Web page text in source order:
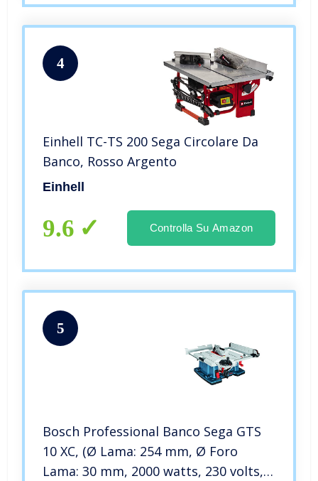
4
Einhell TC-TS 200 Sega Circolare Da
Banco, Rosso Argento
Einhell
9.6 Controlla Su Amazon
5
Bosch Professional Banco Sega GTS
10 XC, (Ø Lama: 254 mm, Ø Foro
Lama: 30 mm, 2000 watts, 230 volts,